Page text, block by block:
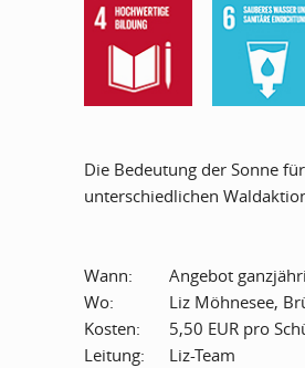
Die Bedeutung der Sonne
unterschiedlichen
Wann:
Angebot
Wo:
Liz Möhnesee,
Kosten:
5,50 EUR pro
Leitung:
Liz-Team